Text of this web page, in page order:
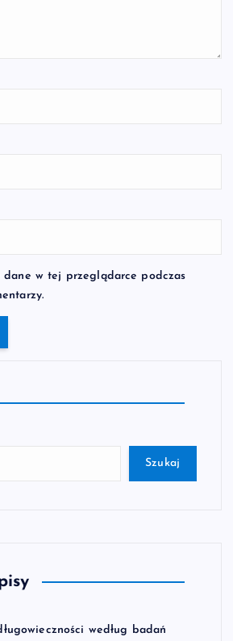
w tej przeglądarce podczas
Szukaj
według badań